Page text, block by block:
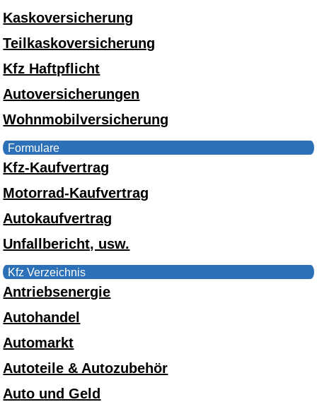
Kaskoversicherung
Teilkaskoversicherung
Kfz Haftpflicht
Autoversicherungen
Wohnmobilversicherung
Formulare
Kfz-Kaufvertrag
Motorrad-Kaufvertrag
Autokaufvertrag
Unfallbericht, usw.
Kfz Verzeichnis
Antriebsenergie
Autohandel
Automarkt
Autoteile & Autozubehör
Auto und Geld